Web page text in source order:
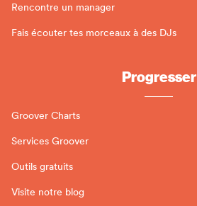
Rencontre un manager
Fais écouter tes morceaux à des DJs
Progresser
Groover Charts
Services Groover
Outils gratuits
Visite notre blog